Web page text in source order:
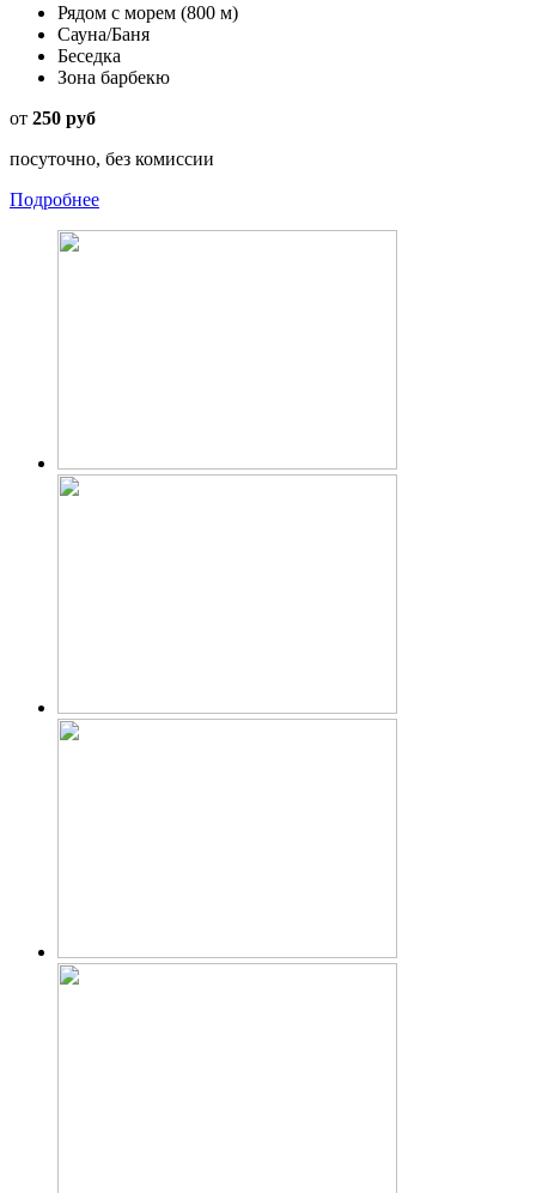
Рядом с морем (800 м)
Сауна/Баня
Беседка
Зона барбекю
от 250 руб
посуточно, без комиссии
Подробнее